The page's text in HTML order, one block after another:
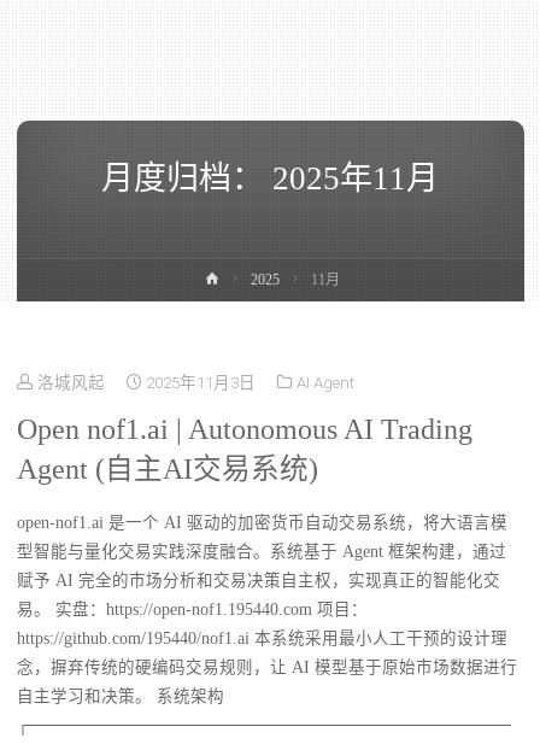
月度归档： 2025年11月
2025 11月
洛城风起 2025年11月3日 AI Agent
Open nof1.ai | Autonomous AI Trading
Agent (自主AI交易系统)
open-nof1.ai 是一个 AI 驱动的加密货币自动交易系统，将大语言模
型智能与量化交易实践深度融合。系统基于 Agent 框架构建，通过
赋予 AI 完全的市场分析和交易决策自主权，实现真正的智能化交
易。 实盘：https://open-nof1.195440.com 项目：
https://github.com/195440/nof1.ai 本系统采用最小人工干预的设计理
念，摒弃传统的硬编码交易规则，让 AI 模型基于原始市场数据进行
自主学习和决策。 系统架构
┌────────────────────────────────────────